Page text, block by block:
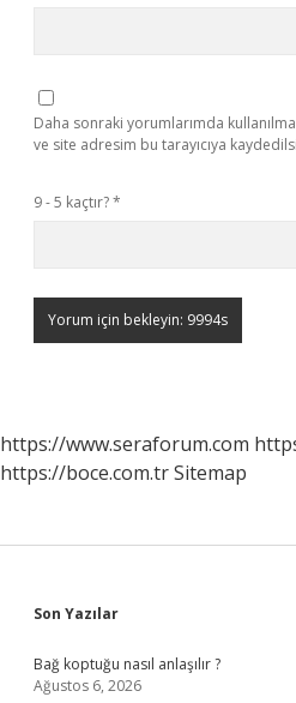
Daha sonraki yorumlarımda
ve site adresim bu tarayıcıya
9 - 5 kaçtır?*
https://www.seraforum.com
https://boce.com.trSitemap
Sidebar
Son Yazılar
Bağ koptuğu nasıl anlaşılır ?
Ağustos 6, 2026